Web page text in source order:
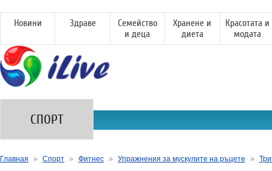
Новини Здраве
Семейство
и деца
Хранене и
диета
Красотата и
модата
СПОРТ
Главная » Спорт » Фитнес » Упражнения за мускулите на ръцете »